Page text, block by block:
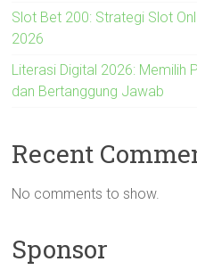
Slot Bet 200: Strategi Slot
2026
Literasi Digital 2026: Memilih
dan Bertanggung Jawab
Recent
No comments to show.
Sponsor